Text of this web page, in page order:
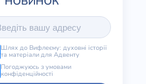
Шлях до Вифлеєму: духовні історії
та матеріали для Адвенту
Погоджуюсь з умовами
конфіденційності